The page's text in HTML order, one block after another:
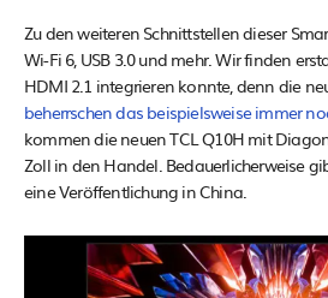
Zu den weiteren Schnittstellen dieser
Wi-Fi 6, USB 3.0 und mehr. Wir finden
HDMI 2.1 integrieren konnte, denn die
beherrschen das beispielsweise immer
kommen die neuen TCL Q10H mit
Zoll in den Handel. Bedauerlicherweise
eine Veröffentlichung in China.